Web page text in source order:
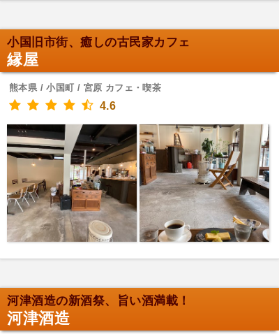
小国旧市街、癒しの古民家カフェ
縁屋
熊本県 / 小国町 / 宮原 カフェ・喫茶
4.6
河津酒造の新酒祭、旨い酒満載！
河津酒造